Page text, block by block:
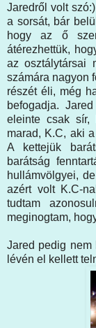
Jaredről volt
a sorsát, bár
hogy az ő
átérezhettük,
az osztálytársai
számára nagyon
részét éli, még
befogadja.
eleinte csak sír,
marad, K.C, aki
A kettejük
barátság
hullámvölgyei,
azért volt K.C-
tudtam
meginogtam,
Jared pedig
lévén el kellett